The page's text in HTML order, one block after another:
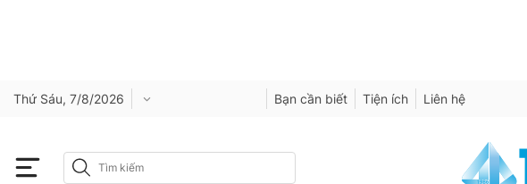
Thứ Sáu, 7/8/2026 Bạn cần biết Tiện ích Liên hệ